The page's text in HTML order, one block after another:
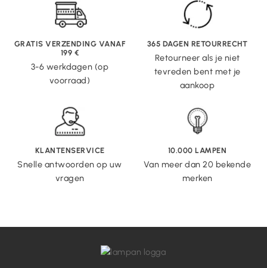
GRATIS VERZENDING VANAF
199 €
3-6 werkdagen (op
voorraad)
365 DAGEN RETOURRECHT
Retourneer als je niet
tevreden bent met je
aankoop
KLANTENSERVICE
Snelle antwoorden op uw
vragen
10.000 LAMPEN
Van meer dan 20 bekende
merken